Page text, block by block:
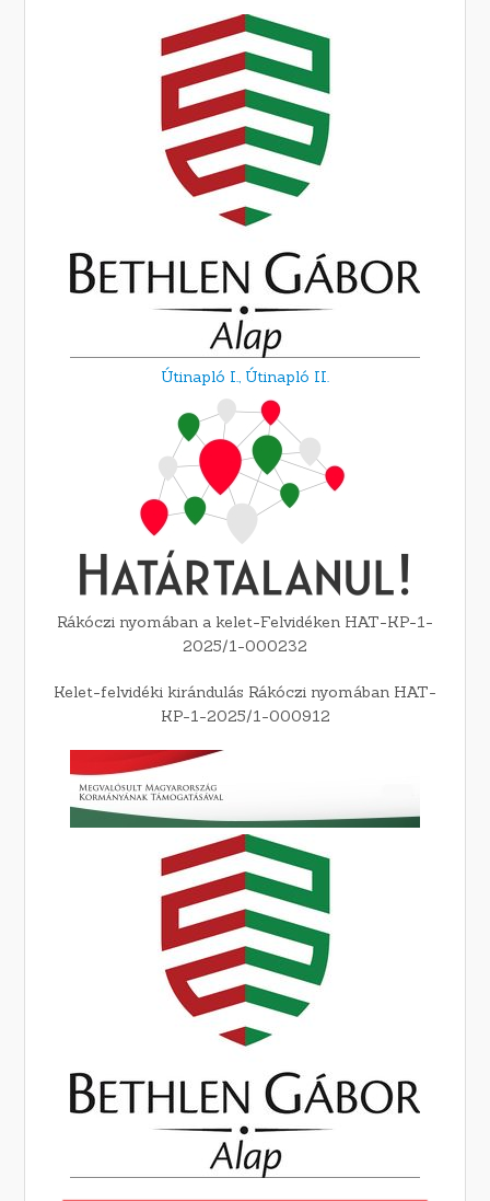
Útinapló I., Útinapló II.
Rákóczi nyomában a kelet-Felvidéken HAT-KP-1-
2025/1-000232
Kelet-felvidéki kirándulás Rákóczi nyomában HAT-
KP-1-2025/1-000912